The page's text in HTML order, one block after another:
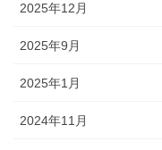
2025年12月
2025年9月
2025年1月
2024年11月